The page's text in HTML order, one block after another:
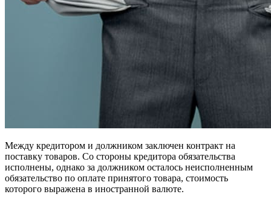
Между кредитором и должником заключен контракт на
поставку товаров. Со стороны кредитора обязательства
исполнены, однако за должником осталось неисполненным
обязательство по оплате принятого товара, стоимость
которого выражена в иностранной валюте.